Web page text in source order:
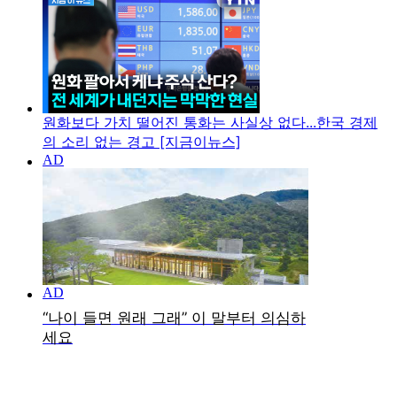
원화보다 가치 떨어진 통화는 사실상 없다...한국 경제
의 소리 없는 경고 [지금이뉴스]